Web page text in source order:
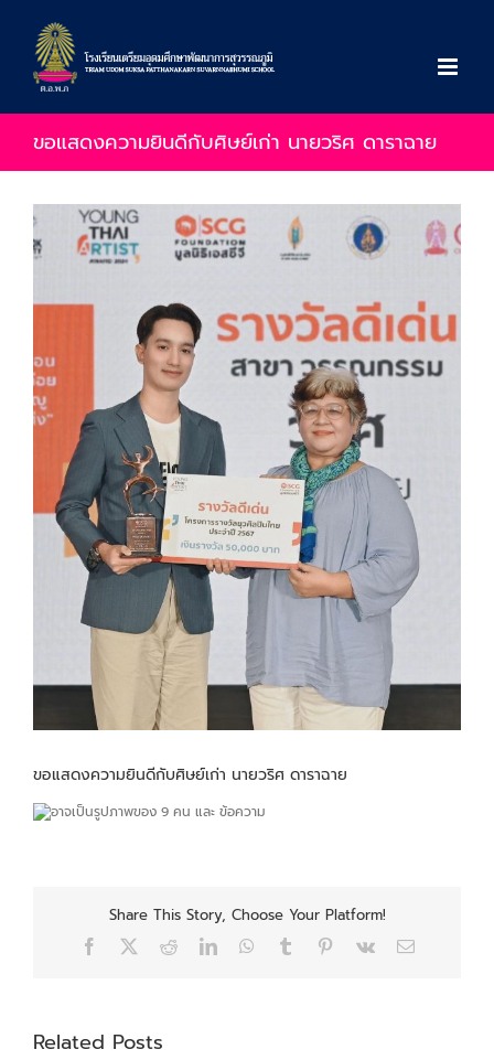
content
ขอแสดงความยินดีกับศิษย์เก่า นายวริศ ดาราฉาย
View
Larger
Image
ขอแสดงความยินดีกับศิษย์เก่า นายวริศ ดาราฉาย
Share This Story, Choose Your Platform!
Facebook RedditLinkedInWhatsApp
Tumblr Pinterest
Vk Email
Related Posts